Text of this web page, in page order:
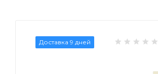
Доставка 9 дней